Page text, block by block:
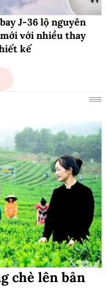
J-36 lộ nguyên
với nhiều thay
kế
chè lên bản